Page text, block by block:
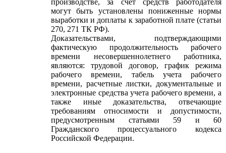
производстве, за счет средств работодателя
могут быть установлены пониженные нормы
выработки и доплаты к заработной плате (статьи
270, 271 ТК РФ).
Доказательствами, подтверждающими
фактическую продолжительность рабочего
времени несовершеннолетнего работника,
являются: трудовой договор, график режима
рабочего времени, табель учета рабочего
времени, расчетные листки, документальные и
электронные средства учета рабочего времени, а
также иные доказательства, отвечающие
требованиям относимости и допустимости,
предусмотренным статьями 59 и 60
Гражданского процессуального кодекса
Российской Федерации.